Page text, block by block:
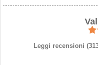
Leggi recensioni (